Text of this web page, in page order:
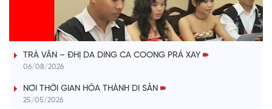
l
a
V
VÀI PHÚT DÀNH CHO QUẢNG BÁ
TRÀ VÂN – ĐHỊ DA DING CA COONG PRÁ XAY
06/08/2026
NƠI THỜI GIAN HÓA THÀNH DI SẢN
25/05/2026